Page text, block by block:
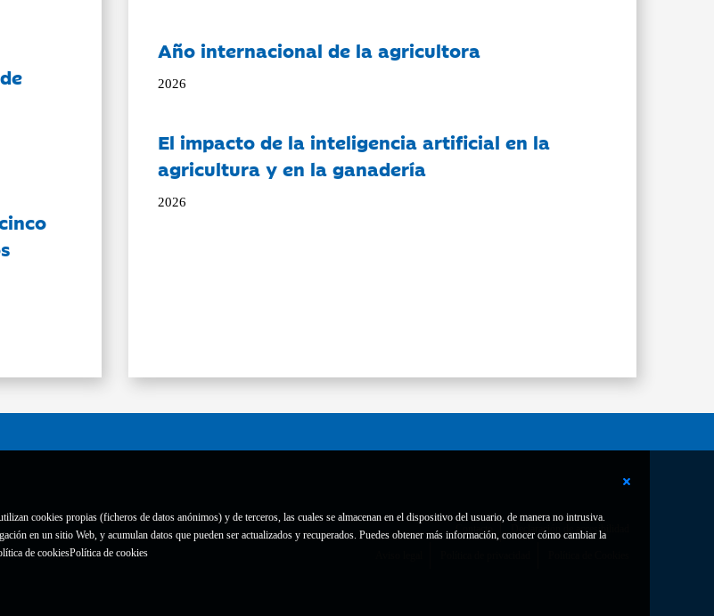
cookies propias (ficheros de datos anónimos) y de terceros, las cuales se almacenan en el dispositivo del usuario, de manera no intrusiva.
en un sitio Web, y acumulan datos que pueden ser actualizados y recuperados. Puedes obtener más información, conocer cómo cambiar la
de cookiesPolítica de cookies
Año internacional de la agricultora
2026
El impacto de la inteligencia artificial en la
agricultura y en la ganadería
2026
Contacto Declaración de accesibilidad